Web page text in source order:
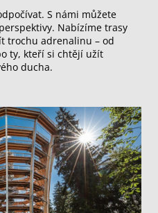
S námi můžete
Nabízíme trasy
trochu adrenalinu – od
ty, kteří si chtějí užít
ducha.